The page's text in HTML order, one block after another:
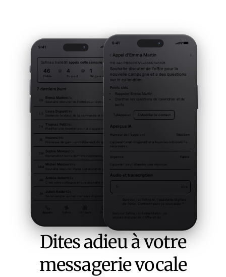
Dites adieu à votre
messagerie vocale